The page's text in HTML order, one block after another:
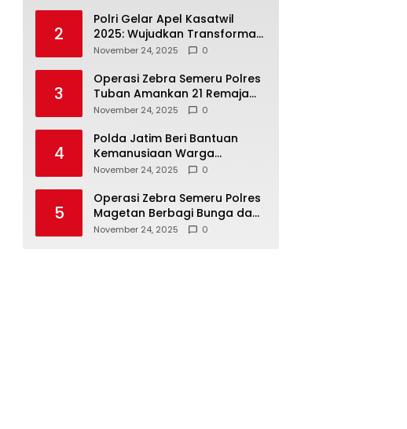
2
Polri Gelar Apel Kasatwil
2025: Wujudkan Transformasi
Polri yang Profesional untuk
November 24, 2025 0
3
Operasi Zebra Semeru Polres
Tuban Amankan 21 Remaja
Pelaku Balap Liar
November 24, 2025 0
4
Polda Jatim Beri Bantuan
Kemanusiaan Warga
Terdampak Erupsi Gunung
November 24, 2025 0
5
Operasi Zebra Semeru Polres
Magetan Berbagi Bunga dan
Coklat Ajak Warga Tertib
November 24, 2025 0